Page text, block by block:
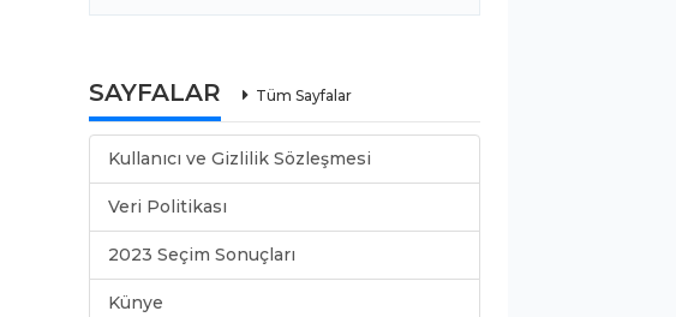
SAYFALAR Tüm Sayfalar
Kullanıcı ve Gizlilik Sözleşmesi
Veri Politikası
2023 Seçim Sonuçları
Künye